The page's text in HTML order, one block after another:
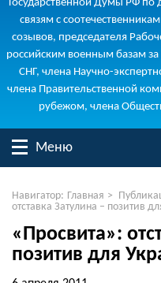
Государственной Думы РФ по
связям с
созывов, председателя
российским военным базам
СНГ, члена Научно-
члена Правительственной
рубежом, члена
Меню
Навигатор: Главная >
отставка Затулина – позитив
«Просвита»:
позитив для